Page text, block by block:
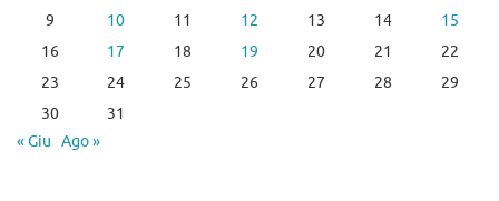
9
10 11 12 13 14
15
16
17 18 19 20 21
22
23
24 25 26 27 28
29
30
31
« Giu Ago »